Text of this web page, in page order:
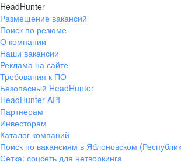
HeadHunter
Размещение вакансий
Поиск по резюме
О компании
Наши вакансии
Реклама на сайте
Требования к ПО
Безопасный HeadHunter
HeadHunter API
Партнерам
Инвесторам
Каталог компаний
Поиск по вакансиям в Яблоновском
Сетка: соцсеть для нетворкинга